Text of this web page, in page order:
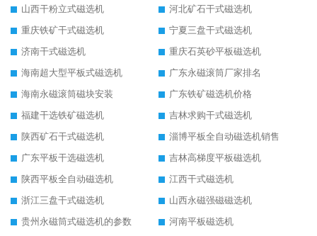
山西干粉立式磁选机
河北矿石干式磁选机
重庆铁矿干式磁选机
宁夏三盘干式磁选机
济南干式磁选机
重庆石英砂平板磁选机
海南超大型平板式磁选机
广东永磁滚筒厂家排名
海南永磁滚筒磁块安装
广东铁矿磁选机价格
福建干选铁矿磁选机
吉林求购干式磁选机
陕西矿石干式磁选机
淄博平板全自动磁选机销售
广东平板干选磁选机
吉林高梯度平板磁选机
陕西平板全自动磁选机
江西干式磁选机
浙江三盘干式磁选机
山西永磁强磁磁选机
贵州永磁筒式磁选机的参数
河南平板磁选机